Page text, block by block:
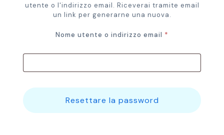
utente o l'indirizzo email. Riceverai tramite email
un link per generarne una nuova.
Nome utente o indirizzo email *
Resettare la password